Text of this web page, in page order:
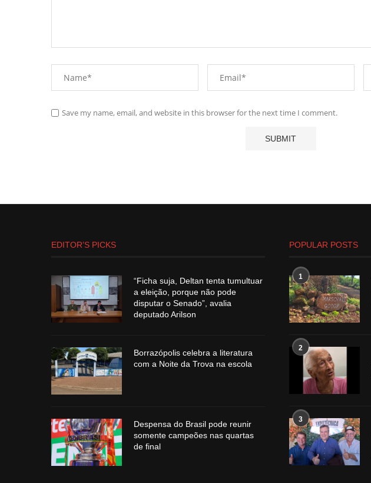
Save my name, email, and website in this browser for the next time I comment.
EDITOR’S PICKS
“Ficha suja, Deltan tenta tumultuar
a eleição, porque não pode
disputar o Senado”, avalia
deputado Arilson
Borrazópolis celebra a literatura
com a Noite da Trova na escola
Despensa do Brasil pode reunir
somente campeões nas quartas
de final
POPULAR POSTS
1
2
3